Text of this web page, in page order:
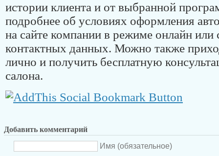
истории клиента и от выбранной
подробнее об условиях оформления
на сайте компании в режиме онлайн
контактных данных. Можно также
лично и получить бесплатную
салона.
Добавить комментарий
Имя (обязательное)